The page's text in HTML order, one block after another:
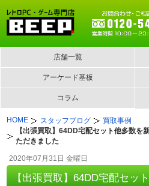
店舗一覧
アーケード基板
コラム
HOME スタッフブログ
買取事例
【出張買取】64DD宅配セット他多数を
ただきました
2020年07月31日 金曜日
【出張買取】64DD宅配セッ